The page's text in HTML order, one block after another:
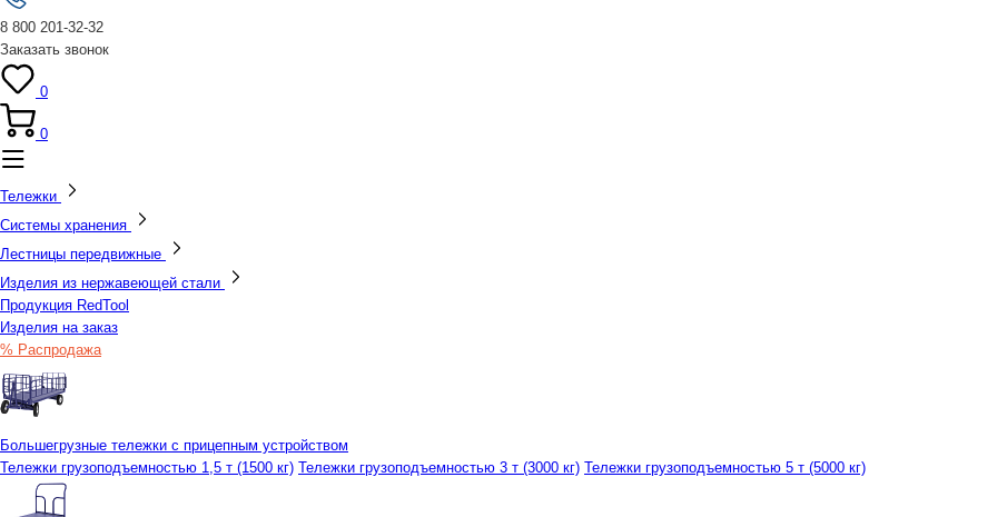
8 800 201-32-32
Заказать звонок
0
0
Тележки
Системы хранения
Лестницы передвижные
Изделия из нержавеющей стали
Продукция RedTool
Изделия на заказ
% Распродажа
Большегрузные тележки с прицепным устройством
Тележки грузоподъемностью 1,5 т (1500 кг) Тележки грузоподъемностью 3 т (3000 кг) Тележки грузоподъемностью 5 т (5000 кг)